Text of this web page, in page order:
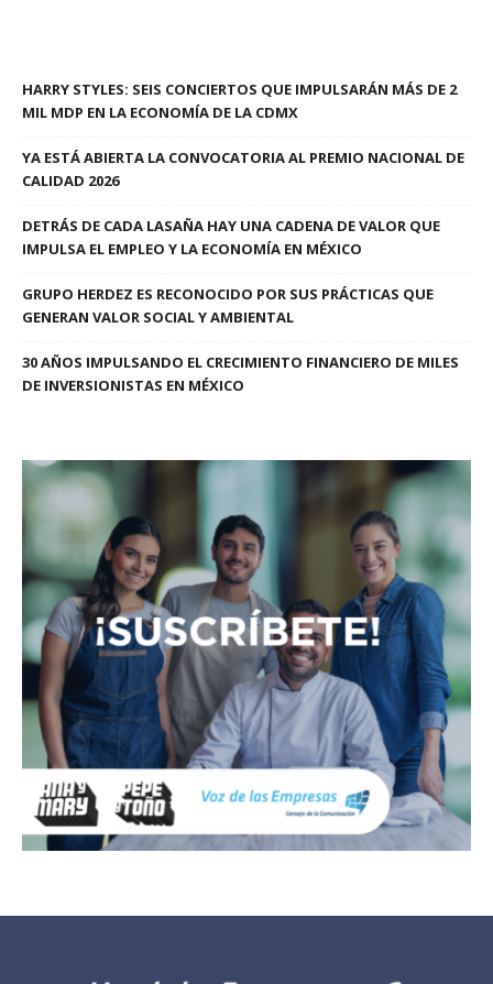
HARRY STYLES: SEIS CONCIERTOS QUE IMPULSARÁN MÁS DE 2
MIL MDP EN LA ECONOMÍA DE LA CDMX
YA ESTÁ ABIERTA LA CONVOCATORIA AL PREMIO NACIONAL DE
CALIDAD 2026
DETRÁS DE CADA LASAÑA HAY UNA CADENA DE VALOR QUE
IMPULSA EL EMPLEO Y LA ECONOMÍA EN MÉXICO
GRUPO HERDEZ ES RECONOCIDO POR SUS PRÁCTICAS QUE
GENERAN VALOR SOCIAL Y AMBIENTAL
30 AÑOS IMPULSANDO EL CRECIMIENTO FINANCIERO DE MILES
DE INVERSIONISTAS EN MÉXICO